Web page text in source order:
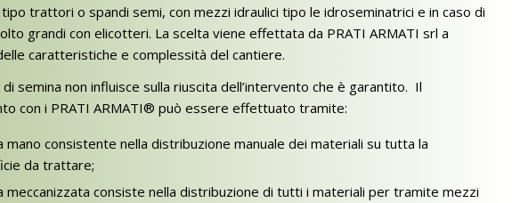
tipo trattori o spandi semi, con mezzi idraulici tipo le idroseminatrici e in caso di
grandi con elicotteri. La scelta viene effettata da PRATI ARMATI srl a
caratteristiche e complessità del cantiere.
semina non influisce sulla riuscita dell’intervento che è garantito. Il
con i PRATI ARMATI® può essere effettuato tramite:
mano consistente nella distribuzione manuale dei materiali su tutta la
da trattare;
meccanizzata consiste nella distribuzione di tutti i materiali per tramite mezzi